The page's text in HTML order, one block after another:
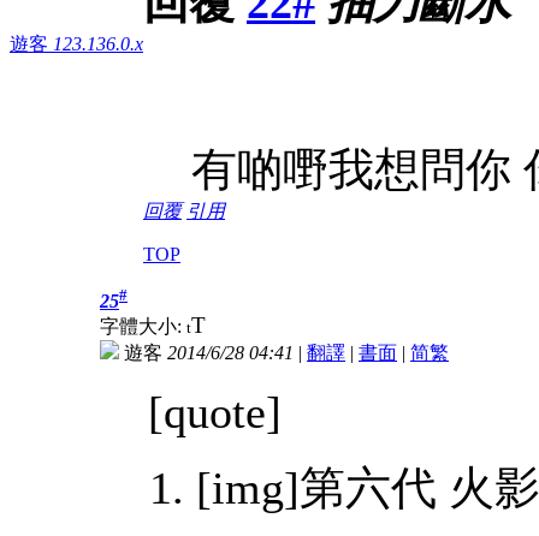
遊客 123.136.0.x
有啲嘢我想問你
回覆 引用
TOP
25#
字體大小: tT
遊客 2014/6/28 04:41 | 翻譯 | 書面 | 简繁
[quote]
[img]第六代 火